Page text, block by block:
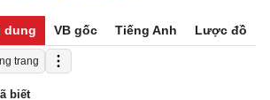
dung VB gốc Tiếng Anh Lược đồ
trang
biết